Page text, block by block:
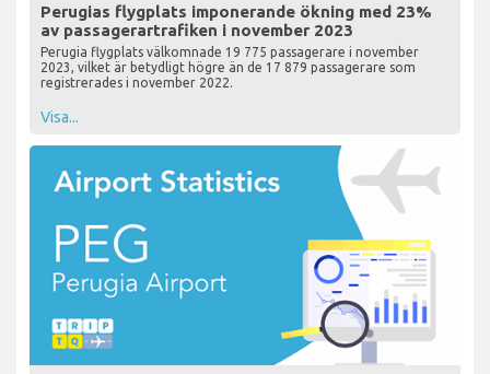
Perugias flygplats imponerande ökning med 23%
av passagerartrafiken i november 2023
Perugia flygplats välkomnade 19 775 passagerare i november
2023, vilket är betydligt högre än de 17 879 passagerare som
registrerades i november 2022.
Visa...